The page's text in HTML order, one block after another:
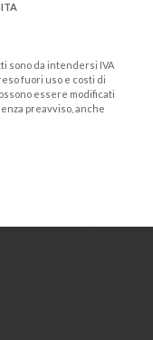
sono da intendersi IVA
fuori uso e costi di
essere modificati
preavviso, anche